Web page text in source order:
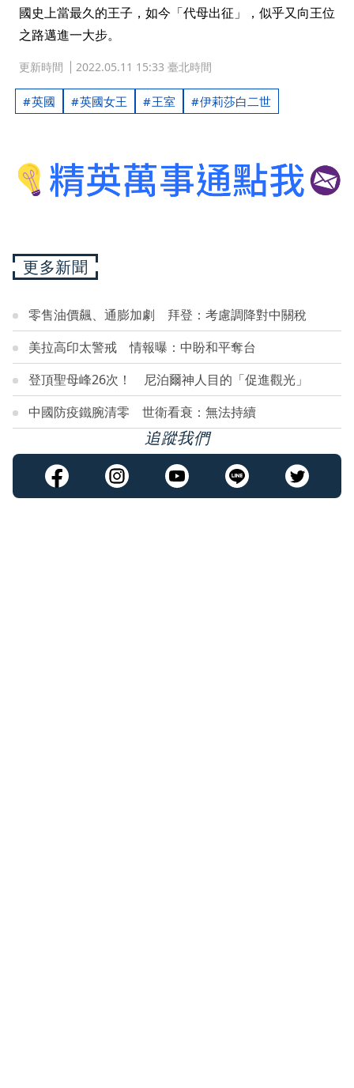
國史上當最久的王子，如今「代母出征」，似乎又向王位
之路邁進一大步。
更新時間 2022.05.11 15:33 臺北時間
英國 英國女王 王室 伊莉莎白二世
更多新聞
零售油價飆、通膨加劇 拜登：考慮調降對中關稅
美拉高印太警戒 情報曝：中盼和平奪台
登頂聖母峰26次！ 尼泊爾神人目的「促進觀光」
中國防疫鐵腕清零 世衛看衰：無法持續
追蹤我們